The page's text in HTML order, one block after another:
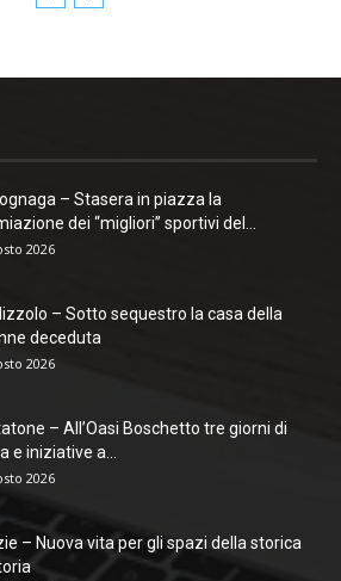
– Stasera in piazza la
dei “migliori” sportivi del...
2026
– Sotto sequestro la casa della
deceduta
2026
– All’Oasi Boschetto tre giorni di
e iniziative a...
2026
– Nuova vita per gli spazi della storica